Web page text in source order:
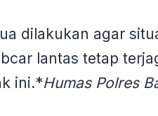
dilakukan agar
lantas tetap
ini.*Humas Polres